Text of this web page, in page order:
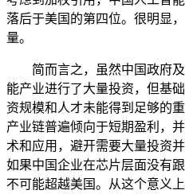
落后于美国的第四位。很明显
量。
简而言之，虽然中国政府及
能产业进行了大量投资，但基
资规模和人才未能得到足够的
产业链普遍倾向于短期盈利，
术和应用，避开需要大量投资
如果中国企业在芯片层面没有
不可能超越美国。从这个意义